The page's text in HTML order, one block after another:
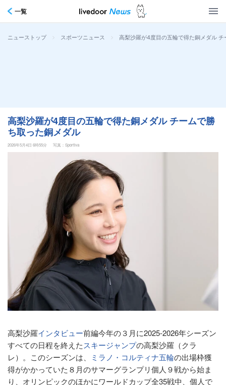
一覧
ニューストップ > スポーツニュース > 高梨沙羅が4度目の五輪で得た銅メダル
高梨沙羅が4度目の五輪で得た銅メダル チームで勝
ち取った銅メダル
2026年5月4日 6時55分 写真：Sportiva
高梨沙羅インタビュー前編今年の３月に2025-2026年シーズン
すべての日程を終えたスキージャンプの高梨沙羅（クラ
レ）。このシーズンは、
ミラノ・コルティナ五輪の出場枠獲
得がかかっていた８月のサマーグランプリ個人９戦から始ま
り、オリンピックのほかにワールドカップ全35戦中、個人で